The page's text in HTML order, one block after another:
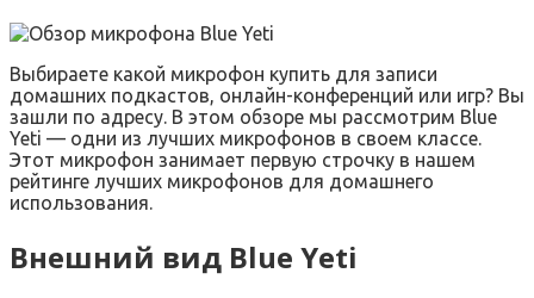
Выбираете какой микрофон купить для записи
домашних подкастов, онлайн-конференций или игр? Вы
зашли по адресу. В этом обзоре мы рассмотрим Blue
Yeti — одни из лучших микрофонов в своем классе.
Этот микрофон занимает первую строчку в нашем
рейтинге лучших микрофонов для домашнего
использования.
Внешний вид Blue Yeti